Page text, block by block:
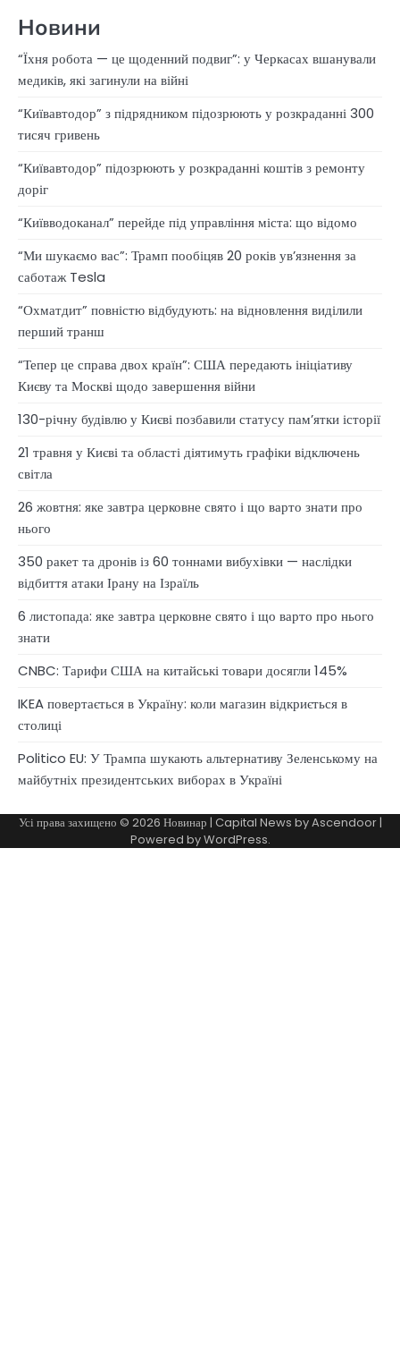
Новини
“Їхня робота — це щоденний подвиг”: у Черкасах вшанували
медиків, які загинули на війні
“Київавтодор” з підрядником підозрюють у розкраданні 300
тисяч гривень
“Київавтодор” підозрюють у розкраданні коштів з ремонту
доріг
“Київводоканал” перейде під управління міста: що відомо
“Ми шукаємо вас”: Трамп пообіцяв 20 років ув’язнення за
саботаж Tesla
“Охматдит” повністю відбудують: на відновлення виділили
перший транш
“Тепер це справа двох країн”: США передають ініціативу
Києву та Москві щодо завершення війни
130-річну будівлю у Києві позбавили статусу памʼятки історії
21 травня у Києві та області діятимуть графіки відключень
світла
26 жовтня: яке завтра церковне свято і що варто знати про
нього
350 ракет та дронів із 60 тоннами вибухівки — наслідки
відбиття атаки Ірану на Ізраїль
6 листопада: яке завтра церковне свято і що варто про нього
знати
CNBC: Тарифи США на китайські товари досягли 145%
IKEA повертається в Україну: коли магазин відкриється в
столиці
Politico EU: У Трампа шукають альтернативу Зеленському на
майбутніх президентських виборах в Україні
Усі права захищено © 2026 Новинар | Capital News byAscendoor|
Powered byWordPress.